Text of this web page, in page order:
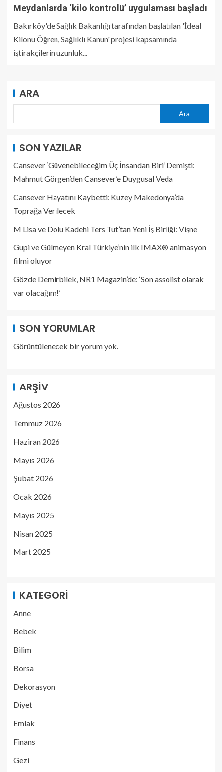
Meydanlarda ‘kilo kontrolü’ uygulaması başladı
Bakırköy'de Sağlık Bakanlığı tarafından başlatılan 'İdeal
Kilonu Öğren, Sağlıklı Kanun' projesi kapsamında
iştirakçilerin uzunluk...
ARA
Ara
SON YAZILAR
Cansever ‘Güvenebileceğim Üç İnsandan Biri’ Demişti:
Mahmut Görgen’den Cansever’e Duygusal Veda
Cansever Hayatını Kaybetti: Kuzey Makedonya’da
Toprağa Verilecek
M Lisa ve Dolu Kadehi Ters Tut’tan Yeni İş Birliği: Vişne
Gupi ve Gülmeyen Kral Türkiye’nin ilk IMAX® animasyon
filmi oluyor
Gözde Demirbilek, NR1 Magazin’de: ‘Son assolist olarak
var olacağım!’
SON YORUMLAR
Görüntülenecek bir yorum yok.
ARŞIV
Ağustos 2026
Temmuz 2026
Haziran 2026
Mayıs 2026
Şubat 2026
Ocak 2026
Mayıs 2025
Nisan 2025
Mart 2025
KATEGORI
Anne
Bebek
Bilim
Borsa
Dekorasyon
Diyet
Emlak
Finans
Gezi